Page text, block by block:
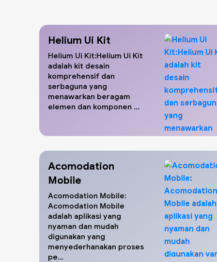
Helium Ui Kit
Helium Ui Kit:Helium Ui Kit
adalah kit desain
komprehensif dan
serbaguna yang
menawarkan beragam
elemen dan komponen ...
Acomodation
Mobile
Acomodation Mobile:
Acomodation Mobile
adalah aplikasi yang
nyaman dan mudah
digunakan yang
menyederhanakan proses
pe...